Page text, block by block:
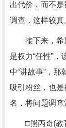
出代价，而不
调查，这样较真
接下来，希望
是权力“任性”
中“讲故事”，
吸引粉丝，也
名，将问题调查
□熊丙奇(教